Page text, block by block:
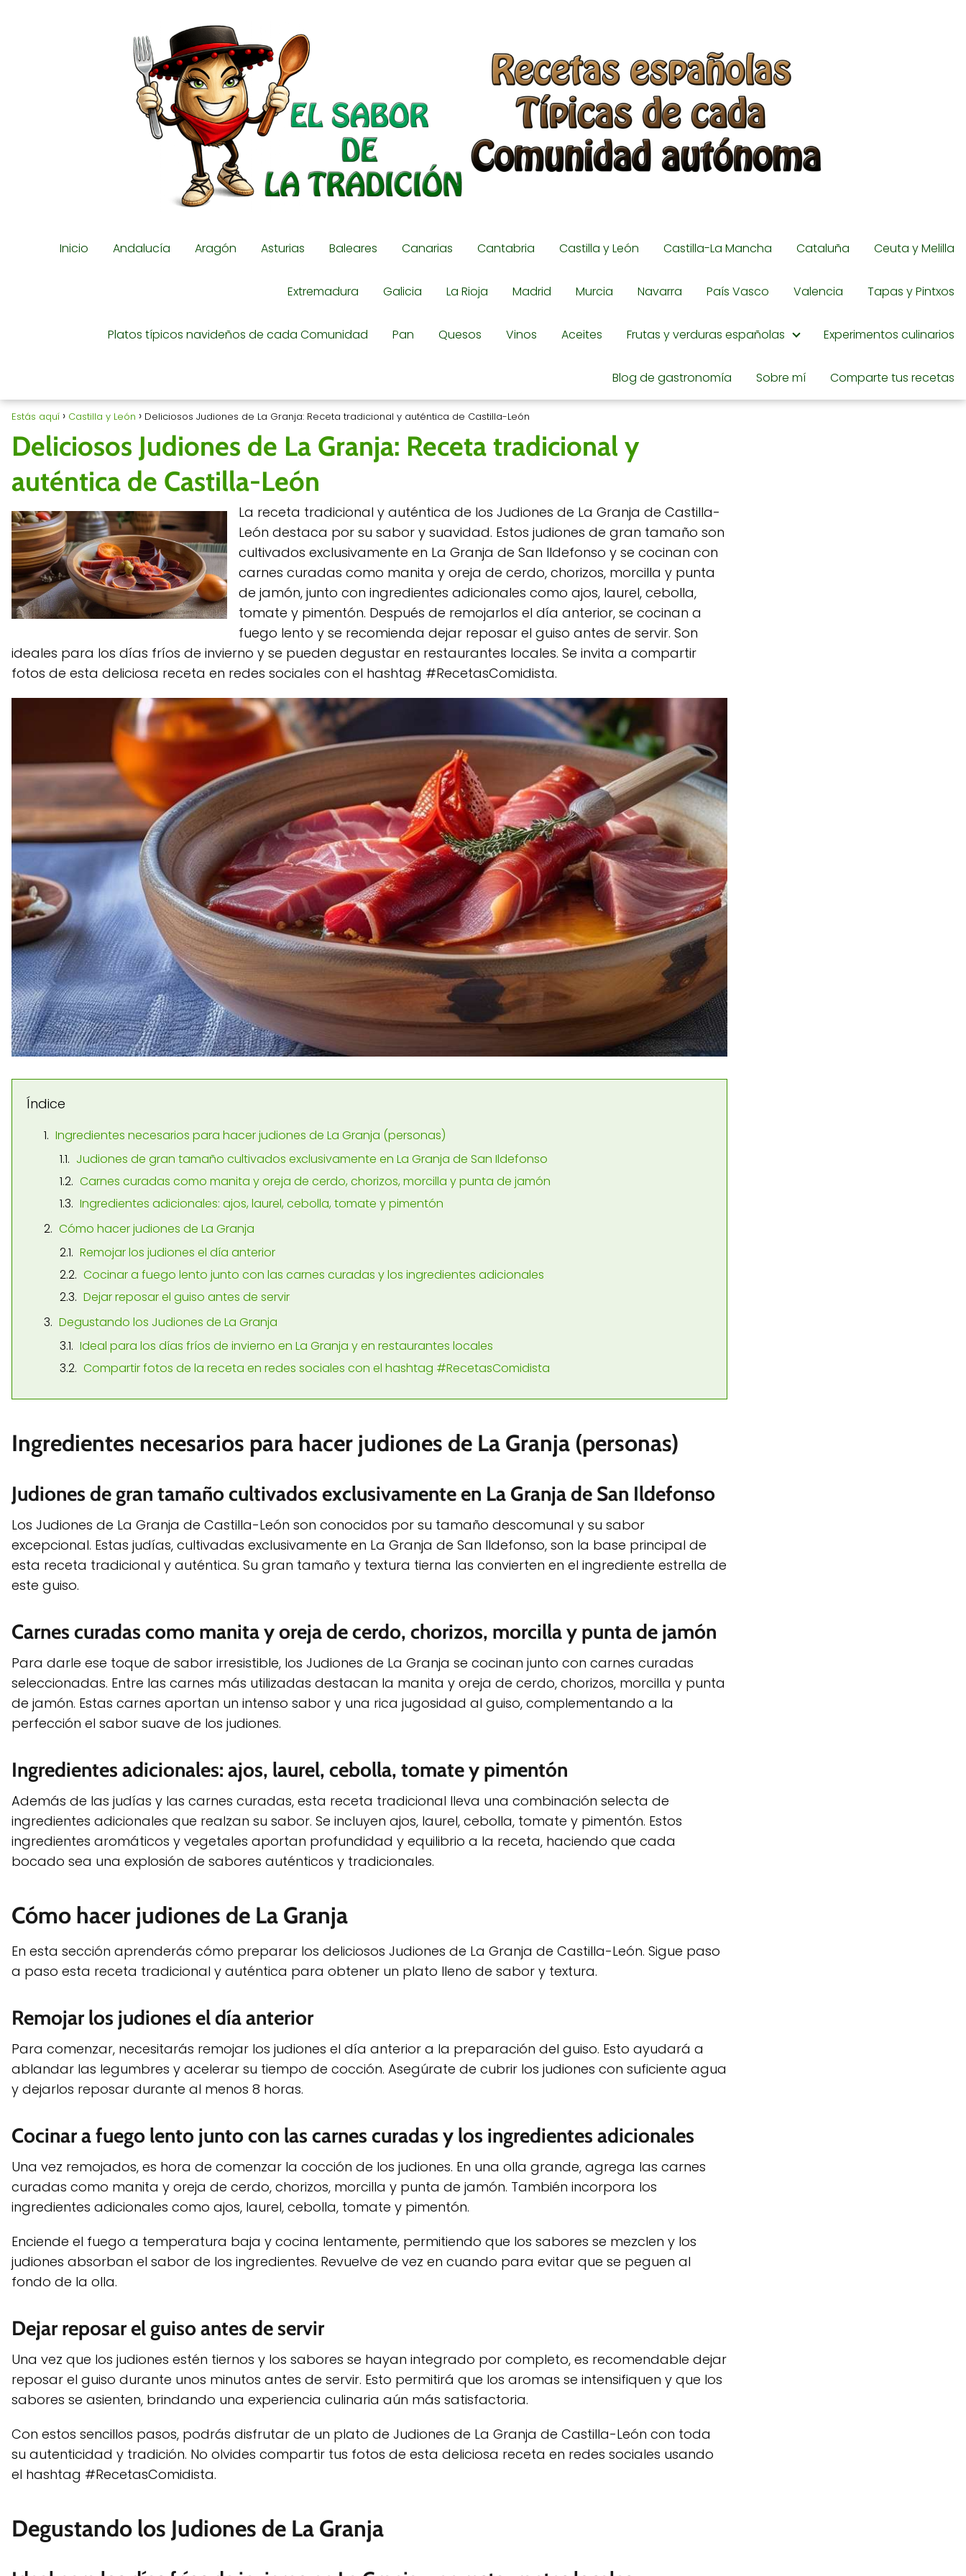
Inicio Andalucía Aragón Asturias Baleares Canarias Cantabria Castilla y León Castilla-La Mancha Cataluña Ceuta y Melilla
Extremadura Galicia La Rioja Madrid Murcia Navarra País Vasco Valencia Tapas y Pintxos
Platos típicos navideños de cada Comunidad Pan Quesos Vinos Aceites Frutas y verduras españolas Experimentos culinarios
Blog de gastronomía Sobre mí Comparte tus recetas
Estás aquí Castilla y León Deliciosos Judiones de La Granja: Receta tradicional y auténtica de Castilla-León
Deliciosos Judiones de La Granja: Receta tradicional y
auténtica de Castilla-León
La receta tradicional y auténtica de los Judiones de La Granja de Castilla-
León destaca por su sabor y suavidad. Estos judiones de gran tamaño son
cultivados exclusivamente en La Granja de San Ildefonso y se cocinan con
carnes curadas como manita y oreja de cerdo, chorizos, morcilla y punta
de jamón, junto con ingredientes adicionales como ajos, laurel, cebolla,
tomate y pimentón. Después de remojarlos el día anterior, se cocinan a
fuego lento y se recomienda dejar reposar el guiso antes de servir. Son
ideales para los días fríos de invierno y se pueden degustar en restaurantes locales. Se invita a compartir
fotos de esta deliciosa receta en redes sociales con el hashtag #RecetasComidista.
Índice
Ingredientes necesarios para hacer judiones de La Granja (personas)
Judiones de gran tamaño cultivados exclusivamente en La Granja de San Ildefonso
Carnes curadas como manita y oreja de cerdo, chorizos, morcilla y punta de jamón
Ingredientes adicionales: ajos, laurel, cebolla, tomate y pimentón
Cómo hacer judiones de La Granja
Remojar los judiones el día anterior
Cocinar a fuego lento junto con las carnes curadas y los ingredientes adicionales
Dejar reposar el guiso antes de servir
Degustando los Judiones de La Granja
Ideal para los días fríos de invierno en La Granja y en restaurantes locales
Compartir fotos de la receta en redes sociales con el hashtag #RecetasComidista
Ingredientes necesarios para hacer judiones de La Granja (personas)
Judiones de gran tamaño cultivados exclusivamente en La Granja de San Ildefonso
Los Judiones de La Granja de Castilla-León son conocidos por su tamaño descomunal y su sabor
excepcional. Estas judías, cultivadas exclusivamente en La Granja de San Ildefonso, son la base principal de
esta receta tradicional y auténtica. Su gran tamaño y textura tierna las convierten en el ingrediente estrella de
este guiso.
Carnes curadas como manita y oreja de cerdo, chorizos, morcilla y punta de jamón
Para darle ese toque de sabor irresistible, los Judiones de La Granja se cocinan junto con carnes curadas
seleccionadas. Entre las carnes más utilizadas destacan la manita y oreja de cerdo, chorizos, morcilla y punta
de jamón. Estas carnes aportan un intenso sabor y una rica jugosidad al guiso, complementando a la
perfección el sabor suave de los judiones.
Ingredientes adicionales: ajos, laurel, cebolla, tomate y pimentón
Además de las judías y las carnes curadas, esta receta tradicional lleva una combinación selecta de
ingredientes adicionales que realzan su sabor. Se incluyen ajos, laurel, cebolla, tomate y pimentón. Estos
ingredientes aromáticos y vegetales aportan profundidad y equilibrio a la receta, haciendo que cada
bocado sea una explosión de sabores auténticos y tradicionales.
Cómo hacer judiones de La Granja
En esta sección aprenderás cómo preparar los deliciosos Judiones de La Granja de Castilla-León. Sigue paso
a paso esta receta tradicional y auténtica para obtener un plato lleno de sabor y textura.
Remojar los judiones el día anterior
Para comenzar, necesitarás remojar los judiones el día anterior a la preparación del guiso. Esto ayudará a
ablandar las legumbres y acelerar su tiempo de cocción. Asegúrate de cubrir los judiones con suficiente agua
y dejarlos reposar durante al menos 8 horas.
Cocinar a fuego lento junto con las carnes curadas y los ingredientes adicionales
Una vez remojados, es hora de comenzar la cocción de los judiones. En una olla grande, agrega las carnes
curadas como manita y oreja de cerdo, chorizos, morcilla y punta de jamón. También incorpora los
ingredientes adicionales como ajos, laurel, cebolla, tomate y pimentón.
Enciende el fuego a temperatura baja y cocina lentamente, permitiendo que los sabores se mezclen y los
judiones absorban el sabor de los ingredientes. Revuelve de vez en cuando para evitar que se peguen al
fondo de la olla.
Dejar reposar el guiso antes de servir
Una vez que los judiones estén tiernos y los sabores se hayan integrado por completo, es recomendable dejar
reposar el guiso durante unos minutos antes de servir. Esto permitirá que los aromas se intensifiquen y que los
sabores se asienten, brindando una experiencia culinaria aún más satisfactoria.
Con estos sencillos pasos, podrás disfrutar de un plato de Judiones de La Granja de Castilla-León con toda
su autenticidad y tradición. No olvides compartir tus fotos de esta deliciosa receta en redes sociales usando
el hashtag #RecetasComidista.
Degustando los Judiones de La Granja